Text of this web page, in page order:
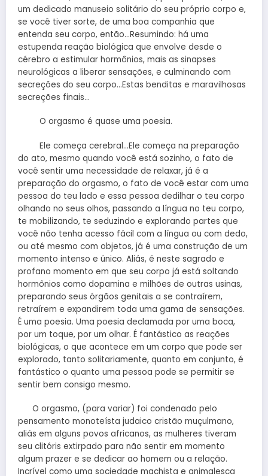
um dedicado manuseio solitário do seu próprio corpo e,
se você tiver sorte, de uma boa companhia que
entenda seu corpo, então…Resumindo: há uma
estupenda reação biológica que envolve desde o
cérebro a estimular hormônios, mais as sinapses
neurológicas a liberar sensações, e culminando com
secreções do seu corpo…Estas benditas e maravilhosas
secreções finais…
O orgasmo é quase uma poesia.
Ele começa cerebral…Ele começa na preparação
do ato, mesmo quando você está sozinho, o fato de
você sentir uma necessidade de relaxar, já é a
preparação do orgasmo, o fato de você estar com uma
pessoa do teu lado e essa pessoa dedilhar o teu corpo
olhando no seus olhos, passando a língua no teu corpo,
te mobilizando, te seduzindo e explorando partes que
você não tenha acesso fácil com a língua ou com dedo,
ou até mesmo com objetos, já é uma construção de um
momento intenso e único. Aliás, é neste sagrado e
profano momento em que seu corpo já está soltando
hormônios como dopamina e milhões de outras usinas,
preparando seus órgãos genitais a se contraírem,
retraírem e expandirem toda uma gama de sensações.
É uma poesia. Uma poesia declamada por uma boca,
por um toque, por um olhar. É fantástico as reações
biológicas, o que acontece em um corpo que pode ser
explorado, tanto solitariamente, quanto em conjunto, é
fantástico o quanto uma pessoa pode se permitir se
sentir bem consigo mesmo.
O orgasmo, (para variar) foi condenado pelo
pensamento monoteísta judaico cristão muçulmano,
aliás em alguns povos africanos, as mulheres tiveram
seu clitóris extirpado para não sentir em momento
algum prazer e se dedicar ao homem ou a relação.
Incrível como uma sociedade machista e animalesca